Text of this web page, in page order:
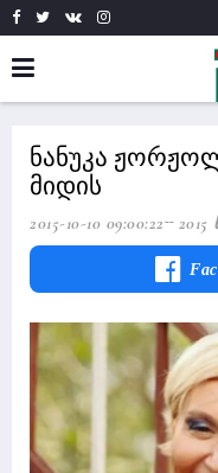
ნანუკა
მიდის
2015-10-10 09:00:22